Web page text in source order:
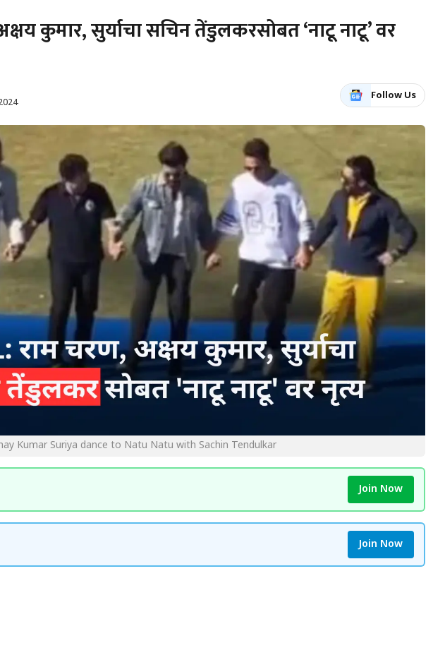
कुमार, सुर्याचा सचिन तेंडुलकरसोबत ‘नाटू नाटू’ वर
Follow Us
Kumar Suriya dance to Natu Natu with Sachin Tendulkar
Join Now
Join Now